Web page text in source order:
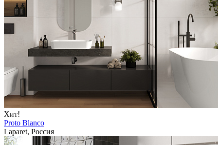
Хит!
Proto Blanco
Laparet, Россия